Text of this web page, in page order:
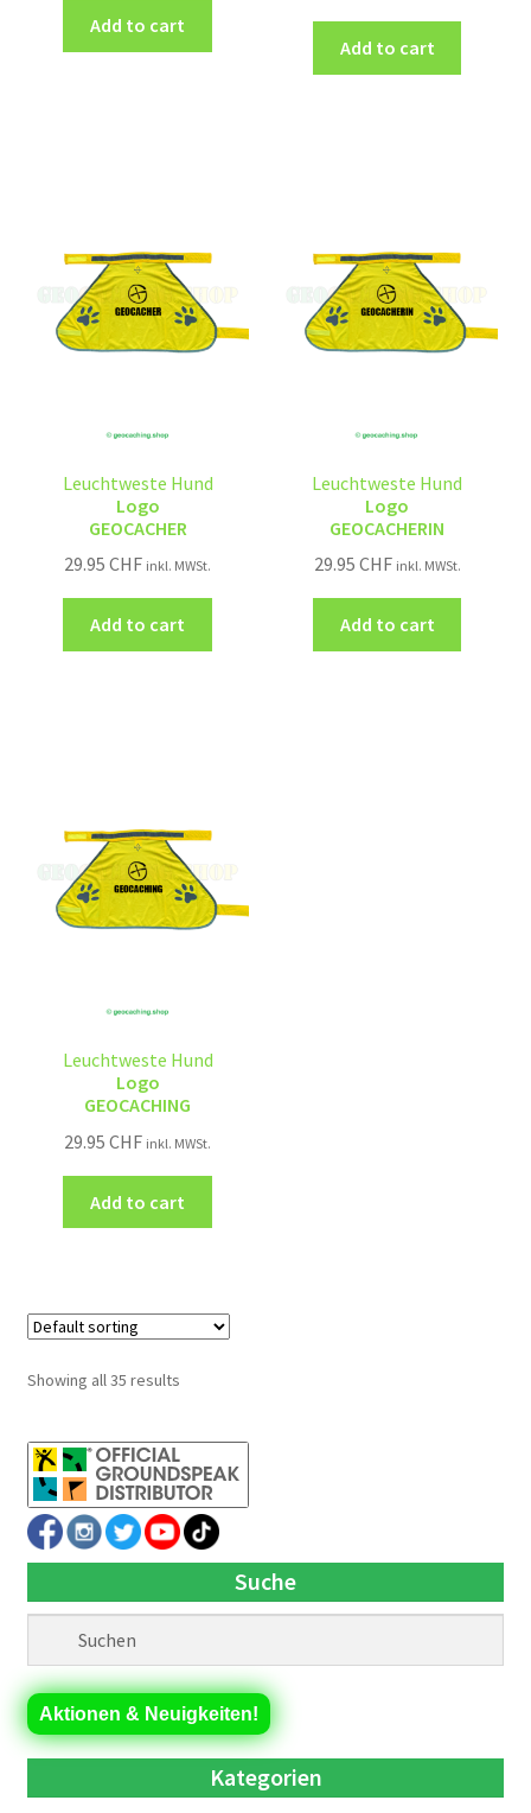
Add to cart
Add to cart
Leuchtweste Hund
Logo
GEOCACHER
29.95CHF inkl. MWSt.
Add to cart
Leuchtweste Hund
Logo
GEOCACHERIN
29.95 CHF inkl. MWSt.
Add to cart
Leuchtweste Hund
Logo
GEOCACHING
29.95CHF inkl. MWSt.
Add to cart
Showing all 35 results
Suche
Aktionen & Neuigkeiten!
Kategorien